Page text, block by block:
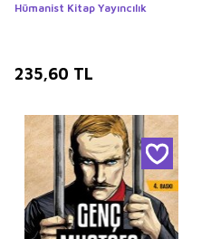
Hümanist Kitap Yayıncılık
235,60 TL